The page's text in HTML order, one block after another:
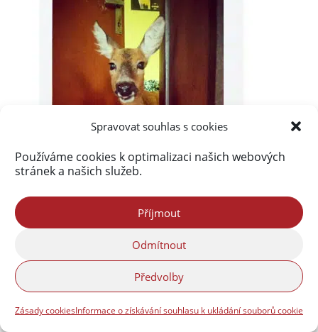
Spravovat souhlas s cookies
Používáme cookies k optimalizaci našich webových
stránek a našich služeb.
Příjmout
Odmítnout
Předvolby
Zásady cookiesInformace o získávání souhlasu k ukládání souborů cookie